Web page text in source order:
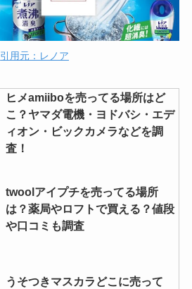
引用元：レノア
ヒメamiiboを売ってる場所はど
こ？ヤマダ電機・ヨドバシ・エデ
ィオン・ビックカメラなどを調
査！
twoolアイプチを売ってる場所
は？薬局やロフトで買える？値段
や口コミも調査
うそつきマスカラどこに売って